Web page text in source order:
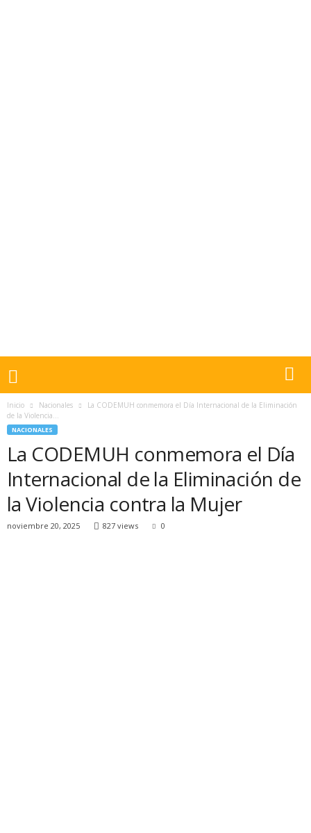
Inicio Nacionales
La CODEMUH conmemora el Día Internacional de la Eliminación
de la Violencia...
NACIONALES
La CODEMUH conmemora el Día
Internacional de la Eliminación de
la Violencia contra la Mujer
noviembre 20, 2025 827 views 0